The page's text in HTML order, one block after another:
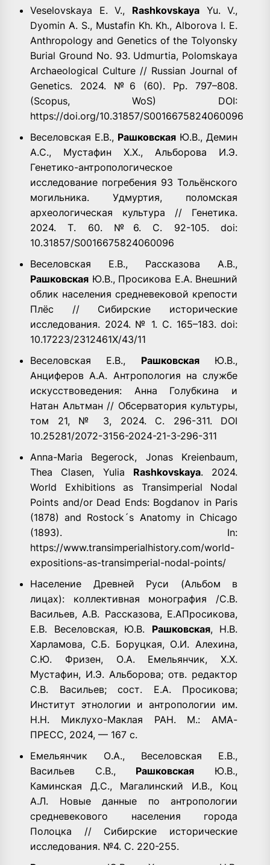
Veselovskaya E. V., RashkovskayaYu. V.,
Dyomin A. S., Mustafin Kh. Kh., Alborova I. E.
Anthropology and Genetics of the Tolyonsky
Burial Ground No. 93. Udmurtia, Polomskaya
Archaeological Culture // Russian Journal of
Genetics. 2024. №6 (60). Pp. 797–808.
(Scopus, WoS) DOI:
https://doi.org/10.31857/S0016675824060096
Веселовская Е.В., Рашковская Ю.В., Демин
А.С., Мустафин Х.Х., Альборова И.Э.
Генетико-антропологическое
исследование погребения 93 Тольёнского
могильника. Удмуртия, поломская
археологическая культура // Генетика.
2024. Т. 60. №6. C. 92-105. doi:
10.31857/S0016675824060096
Веселовская Е.В., Рассказова А.В.,
Рашковская Ю.В., Просикова Е.А. Внешний
облик населения средневековой крепости
Плёс // Сибирские исторические
исследования. 2024. № 1. С. 165–183. doi:
10.17223/2312461X/43/11
Веселовская Е.В., РашковскаяЮ.В.,
Анциферов А.А. Антропология на службе
искусствоведения: Анна Голубкина и
Натан Альтман // Обсерватория культуры,
том 21, № 3, 2024. С. 296-311. DOI
10.25281/2072-3156-2024-21-3-296-311
Anna-Maria Begerock, Jonas Kreienbaum,
Thea Clasen, Yulia Rashkovskaya. 2024.
World Exhibitions as Transimperial Nodal
Points and/or Dead Ends: Bogdanov in Paris
(1878) and Rostock´s Anatomy in Chicago
(1893). In:
https://www.transimperialhistory.com/world-
expositions-as-transimperial-nodal-points/
Население Древней Руси (Альбом в
лицах): коллективная монография /С.В.
Васильев, А.В. Рассказова, Е.АПросикова,
Е.В. Веселовская, Ю.В. Рашковская, Н.В.
Харламова, С.Б. Боруцкая, О.И. Алехина,
С.Ю. Фризен, О.А. Емельянчик, Х.Х.
Мустафин, И.Э. Альборова; отв. редактор
С.В. Васильев; сост. Е.А. Просикова;
Институт этнологии и антропологии им.
Н.Н. Миклухо-Маклая РАН. М.: АМА-
ПРЕСС, 2024, — 167 с.
Емельянчик О.А., Веселовская Е.В.,
Васильев С.В., Рашковская Ю.В.,
Каминская Д.С., Магалинский И.В., Коц
А.Л. Новые данные по антропологии
средневекового населения города
Полоцка // Сибирские исторические
исследования. №4. С. 220-255.